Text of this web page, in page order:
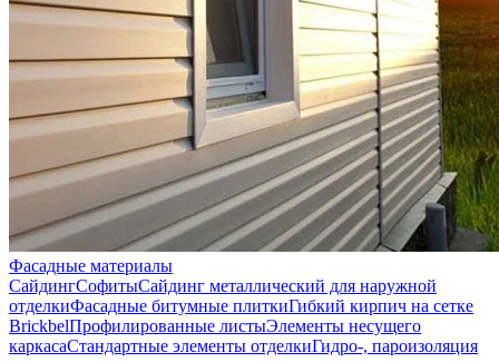
Фасадные материалы
СайдингСофитыСайдинг металлический для наружной
отделкиФасадные битумные плиткиГибкий кирпич на сетке
BrickbelПрофилированные листыЭлементы несущего
каркасаСтандартные элементы отделкиГидро-, пароизоляция